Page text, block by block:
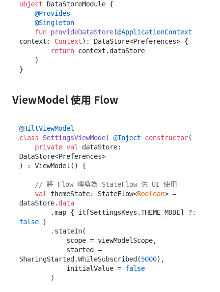
object DataStoreModule {
@Provides
@Singleton
fun provideDataStore(@ApplicationContext
context: Context) : DataStore<Preferences> {
return context.dataStore
ViewModel 使用 Flow
@HiltViewModel
class
SettingsViewModel @Inject constructor(
private val dataStore:
DataStore<Preferences>
) : ViewModel() {
// 將 Flow 轉換為 StateFlow 供 UI 使用
val themeState: StateFlow<Boolean> =
dataStore. data
false }
SharingStarted.WhileSubscribed(5000),
            initialValue =
false